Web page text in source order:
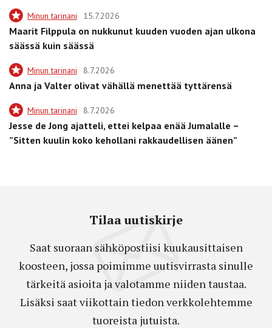
Minun tarinani 15.7.2026
Maarit Filppula on nukkunut kuuden vuoden ajan ulkona
säässä kuin säässä
Minun tarinani 8.7.2026
Anna ja Valter olivat vähällä menettää tyttärensä
Minun tarinani 8.7.2026
Jesse de Jong ajatteli, ettei kelpaa enää Jumalalle –
”Sitten kuulin koko kehollani rakkaudellisen äänen”
Tilaa uutiskirje
Saat suoraan sähköpostiisi kuukausittaisen
koosteen, jossa poimimme uutisvirrasta sinulle
tärkeitä asioita ja valotamme niiden taustaa.
Lisäksi saat viikottain tiedon verkkolehtemme
tuoreista jutuista.